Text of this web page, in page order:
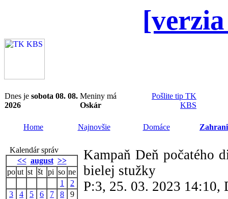
Dnes je sobota 08. 08.
2026
Meniny má
Oskár
Pošlite tip TK
KBS
Home Najnovšie Domáce
Kalendár správ
<< august >>
po ut st št pi so ne
1
2
3
4 5 6 7 8
9
Kampaň Deň počatého
bielej stužky
P:3, 25. 03. 2023 14:10,